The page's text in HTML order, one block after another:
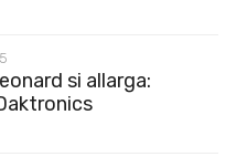
si allarga: